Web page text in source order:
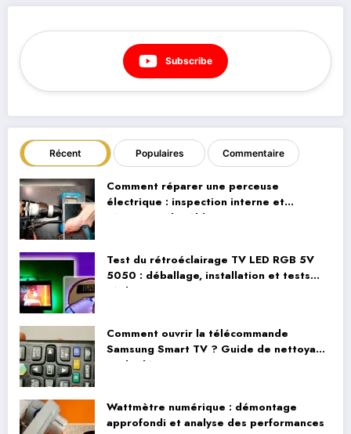
Subscribe
Récent Populaires Commentaire
Comment réparer une perceuse
électrique : inspection interne et
réparation du câblage
Test du rétroéclairage TV LED RGB 5V
5050 : déballage, installation et tests
réels
Comment ouvrir la télécommande
Samsung Smart TV ? Guide de nettoyage
et de démontage
Wattmètre numérique : démontage
approfondi et analyse des performances